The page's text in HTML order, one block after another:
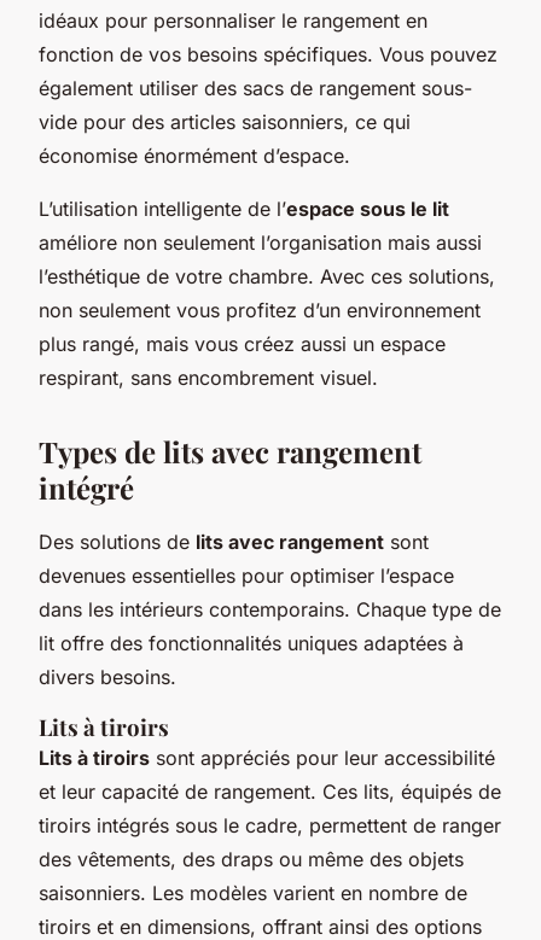
idéaux pour personnaliser le rangement en
fonction de vos besoins spécifiques. Vous pouvez
également utiliser des sacs de rangement sous-
vide pour des articles saisonniers, ce qui
économise énormément d’espace.
L’utilisation intelligente de l’espace sous le lit
améliore non seulement l’organisation mais aussi
l’esthétique de votre chambre. Avec ces solutions,
non seulement vous profitez d’un environnement
plus rangé, mais vous créez aussi un espace
respirant, sans encombrement visuel.
Types de lits avec rangement
intégré
Des solutions de lits avec rangement sont
devenues essentielles pour optimiser l’espace
dans les intérieurs contemporains. Chaque type de
lit offre des fonctionnalités uniques adaptées à
divers besoins.
Lits à tiroirs
Lits à tiroirs sont appréciés pour leur accessibilité
et leur capacité de rangement. Ces lits, équipés de
tiroirs intégrés sous le cadre, permettent de ranger
des vêtements, des draps ou même des objets
saisonniers. Les modèles varient en nombre de
tiroirs et en dimensions, offrant ainsi des options